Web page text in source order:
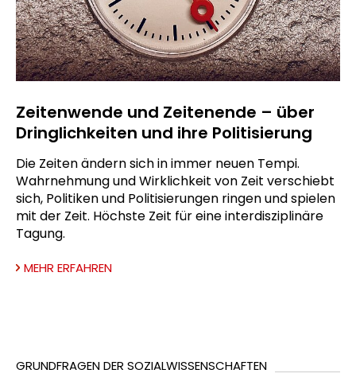
Zeitenwende und Zeitenende – über
Dringlichkeiten und ihre Politisierung
Die Zeiten ändern sich in immer neuen Tempi.
Wahrnehmung und Wirklichkeit von Zeit verschiebt
sich, Politiken und Politisierungen ringen und spielen
mit der Zeit. Höchste Zeit für eine interdisziplinäre
Tagung.
MEHR ERFAHREN
GRUNDFRAGEN DER SOZIALWISSENSCHAFTEN